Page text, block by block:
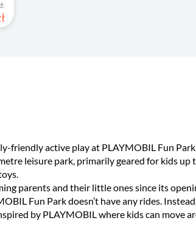
friendly active play at PLAYMOBIL Fun
leisure park, primarily geared for kids up
parents and their little ones since its
Fun Park doesn’t have any rides.
by PLAYMOBIL where kids can move